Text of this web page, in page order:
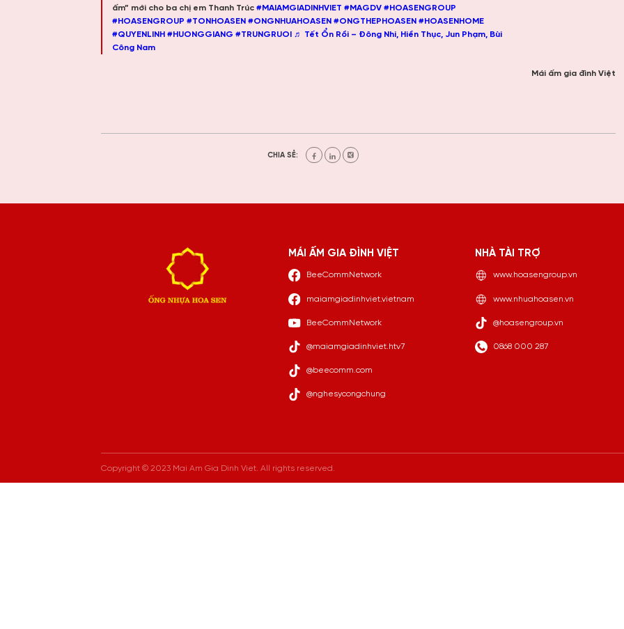
ấm” mới cho ba chị em Thanh Trúc #MAIAMGIADINHVIET #MAGDV #HOASENGROUP
#HOASENGROUP #TONHOASEN #ONGNHUAHOASEN #ONGTHEPHOASEN #HOASENHOME
#QUYENLINH #HUONGGIANG #TRUNGRUOI ♬ Tết Ổn Rồi – Đông Nhi, Hiền Thục, Jun Phạm, Bùi
Công Nam
Mái ấm gia đình Việt
CHIA SẺ:
MÁI ẤM GIA ĐÌNH VIỆT
BeeCommNetwork
maiamgiadinhviet.vietnam
BeeCommNetwork
@maiamgiadinhviet.htv7
@beecomm.com
@nghesycongchung
NHÀ TÀI TRỢ
www.hoasengroup.vn
www.nhuahoasen.vn
@hoasengroup.vn
0868 000 287
Copyright © 2023 Mai Am Gia Dinh Viet. All rights reserved.